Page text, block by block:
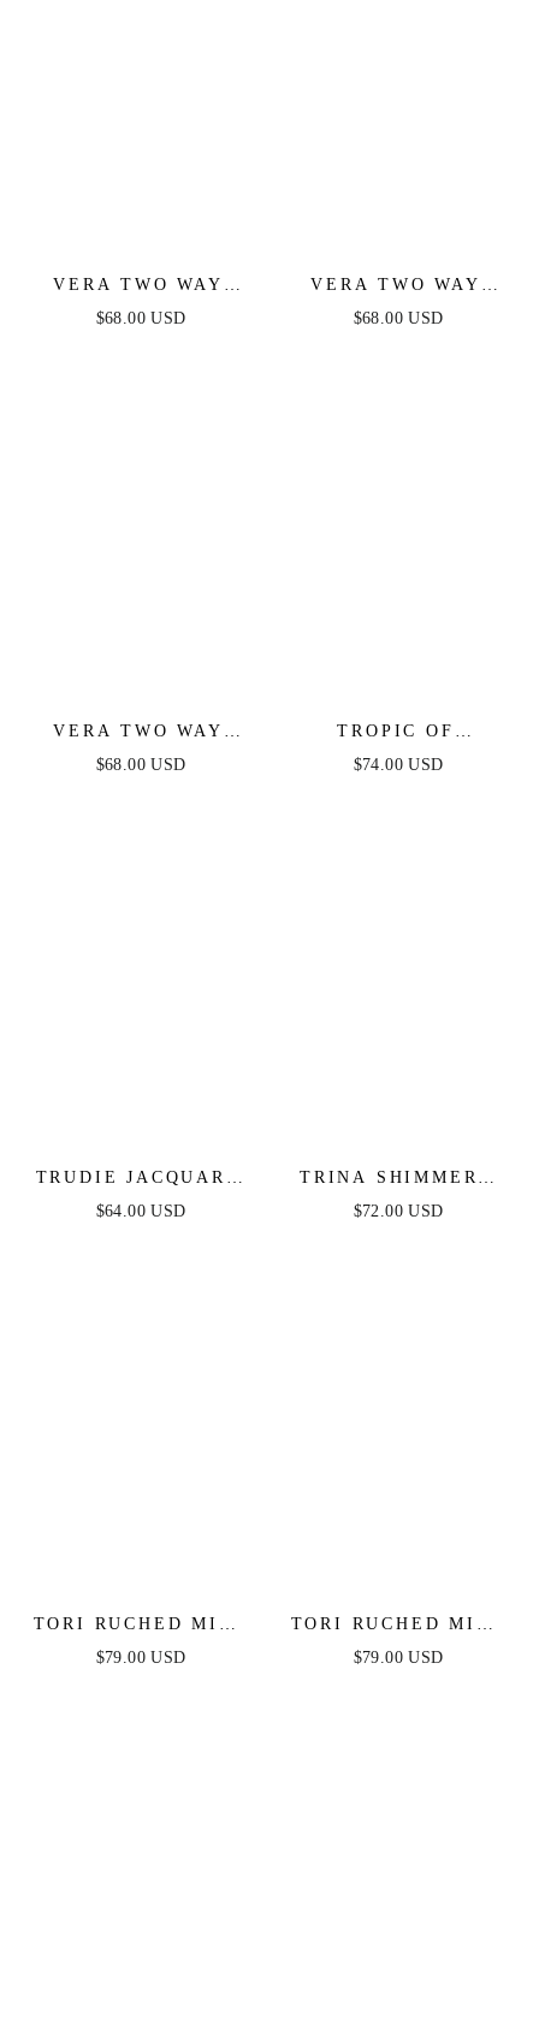
VERA TWO WAY
MINI DRESS -
$68.00 USD
VERA TWO WAY
MINI DRESS - DEEP
$68.00 USD
VERA TWO WAY
MINI DRESS -
$68.00 USD
TROPIC OF
CAPRICORN HALTER
$74.00 USD
TRUDIE JACQUARD
MINI DRESS
$64.00 USD
TRINA SHIMMERY
STRAPLESS MINI
$72.00 USD
TORI RUCHED MINI
DRESS - OCEAN
$79.00 USD
TORI RUCHED MINI
DRESS - RED
$79.00 USD